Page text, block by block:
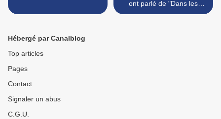
ont parlé de "Dans les
ruines de la carte" >
Hébergé par Canalblog
Top articles
Pages
Contact
Signaler un abus
C.G.U.